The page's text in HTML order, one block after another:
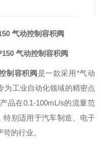
气动控制容积阀
制容积阀是一款采用*气动
为工业自动化领域的精密点
品在0.1-100mL/s的流量范
特别适用于汽车制造、电子
的行业。